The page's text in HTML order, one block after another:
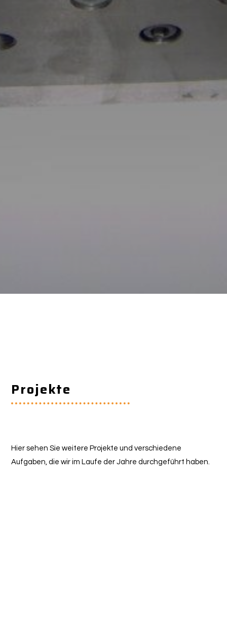
Projekte
Hier sehen Sie weitere Projekte und verschiedene
Aufgaben, die wir im Laufe der Jahre durchgeführt haben.